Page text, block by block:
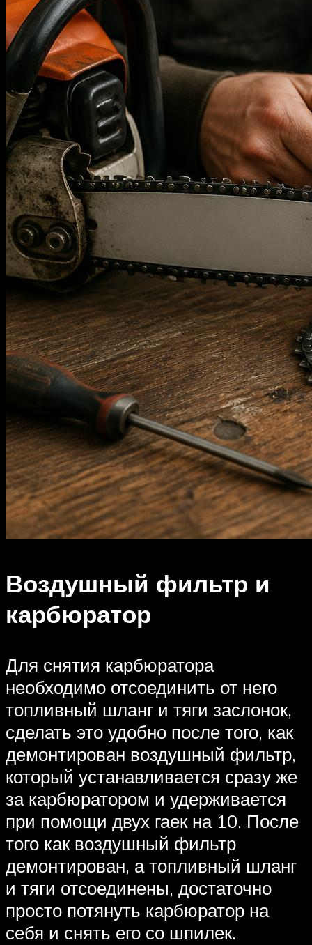
Воздушный фильтр и
карбюратор
Для снятия карбюратора
необходимо отсоединить от него
топливный шланг и тяги заслонок,
сделать это удобно после того, как
демонтирован воздушный фильтр,
который устанавливается сразу же
за карбюратором и удерживается
при помощи двух гаек на 10. После
того как воздушный фильтр
демонтирован, а топливный шланг
и тяги отсоединены, достаточно
просто потянуть карбюратор на
себя и снять его со шпилек.